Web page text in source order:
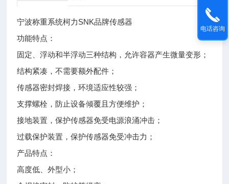
宁波称重系统柯力SNK品牌传感器
功能特点：
固定、浮动和半浮动三种结构，允许容器产生微量变形；
结构紧凑，不需要额外配件；
传感器密封焊接，环境适应性较强；
支撑螺栓，防止设备倾覆且方便维护；
接地装置，保护传感器免受电源浪涌冲击；
过载保护装置，保护传感器免受冲击力；
产品特点：
高度低、外型小；
电话咨询